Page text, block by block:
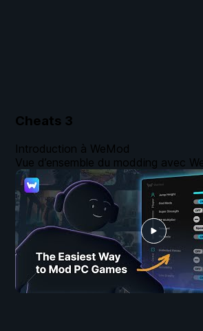
Cheats 3
Introduction à WeMod
Vue d’ensemble du modding avec